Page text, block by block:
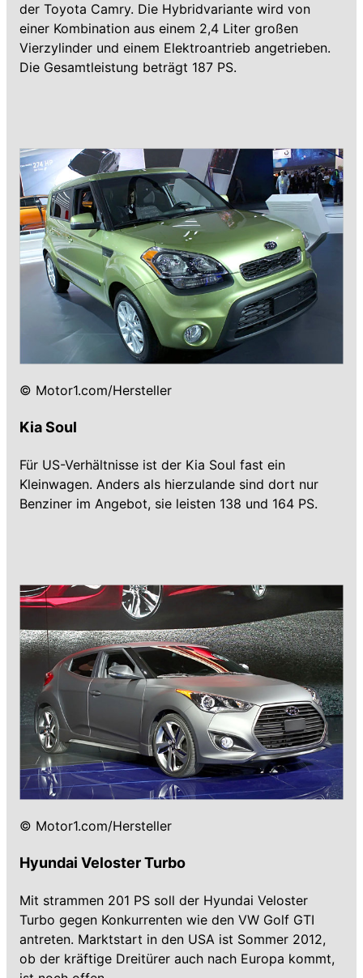
der Toyota Camry. Die Hybridvariante wird von
einer Kombination aus einem 2,4 Liter großen
Vierzylinder und einem Elektroantrieb angetrieben.
Die Gesamtleistung beträgt 187 PS.
© Motor1.com/Hersteller
Kia Soul
Für US-Verhältnisse ist der Kia Soul fast ein
Kleinwagen. Anders als hierzulande sind dort nur
Benziner im Angebot, sie leisten 138 und 164 PS.
© Motor1.com/Hersteller
Hyundai Veloster Turbo
Mit strammen 201 PS soll der Hyundai Veloster
Turbo gegen Konkurrenten wie den VW Golf GTI
antreten. Marktstart in den USA ist Sommer 2012,
ob der kräftige Dreitürer auch nach Europa kommt,